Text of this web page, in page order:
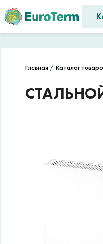
Главная / Каталог
СТАЛЬНОЙ